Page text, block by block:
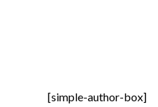
[simple-author-box]